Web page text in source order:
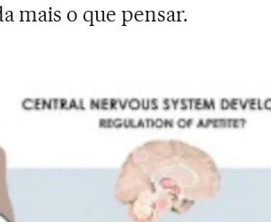
mais o que pensar.